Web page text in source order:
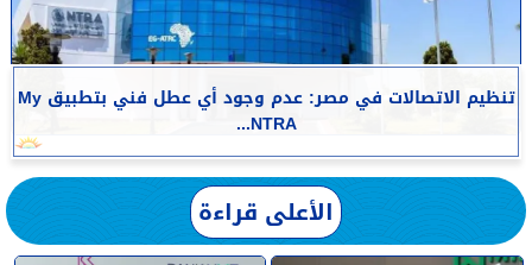
تنظيم الاتصالات في مصر: عدم وجود أي عطل فني بتطبيق My
NTRA...
الأعلى قراءة